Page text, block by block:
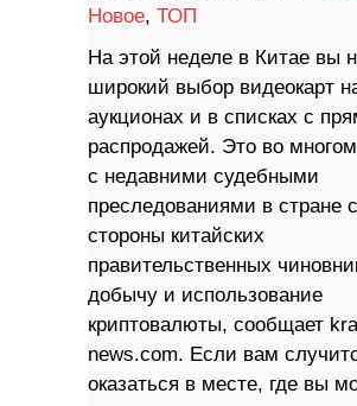
Новое, ТОП
На этой неделе в Китае вы
широкий выбор видеокарт
аукционах и в списках с
распродажей. Это во
с недавними судебными
преследованиями в стране
стороны китайских
правительственных
добычу и использование
криптовалюты, сообщает
news.com. Если вам
оказаться в месте, где вы